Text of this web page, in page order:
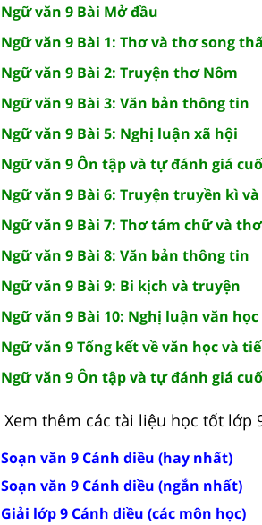
Ngữ văn 9 Bài Mở đầu
Ngữ văn 9 Bài 1: Thơ và thơ song
Ngữ văn 9 Bài 2: Truyện thơ Nôm
Ngữ văn 9 Bài 3: Văn bản thông tin
Ngữ văn 9 Bài 5: Nghị luận xã hội
Ngữ văn 9 Ôn tập và tự đánh giá
Ngữ văn 9 Bài 6: Truyện truyền kì
Ngữ văn 9 Bài 7: Thơ tám chữ và
Ngữ văn 9 Bài 8: Văn bản thông tin
Ngữ văn 9 Bài 9: Bi kịch và truyện
Ngữ văn 9 Bài 10: Nghị luận văn học
Ngữ văn 9 Tổng kết về văn học và
Ngữ văn 9 Ôn tập và tự đánh giá
Xem thêm các tài liệu học tốt lớp
Soạn văn 9 Cánh diều (hay nhất)
Soạn văn 9 Cánh diều (ngắn nhất)
Giải lớp 9 Cánh diều (các môn học)